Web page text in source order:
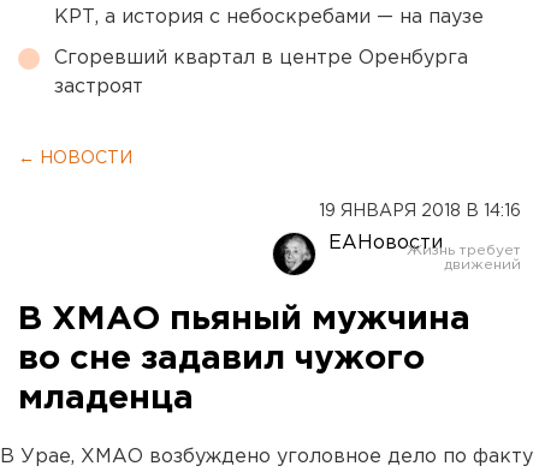
КРТ, а история с небоскребами — на паузе
Сгоревший квартал в центре Оренбурга
застроят
← НОВОСТИ
19 ЯНВАРЯ 2018 В 14:16
ЕАНовости
В ХМАО пьяный мужчина
во сне задавил чужого
младенца
В Урае, ХМАО возбуждено уголовное дело по факту